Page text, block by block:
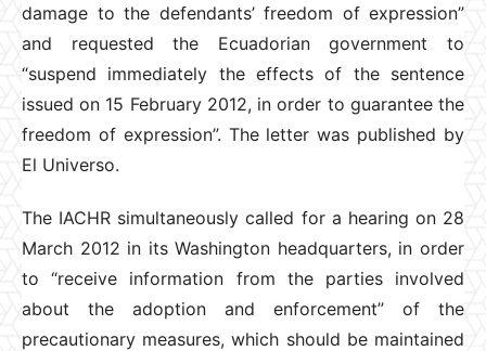
damage to the defendants’ freedom of expression”
and requested the Ecuadorian government to
“suspend immediately the effects of the sentence
issued on 15 February 2012, in order to guarantee the
freedom of expression”. The letter was published by
El Universo.
The IACHR simultaneously called for a hearing on 28
March 2012 in its Washington headquarters, in order
to “receive information from the parties involved
about the adoption and enforcement” of the
precautionary measures, which should be maintained